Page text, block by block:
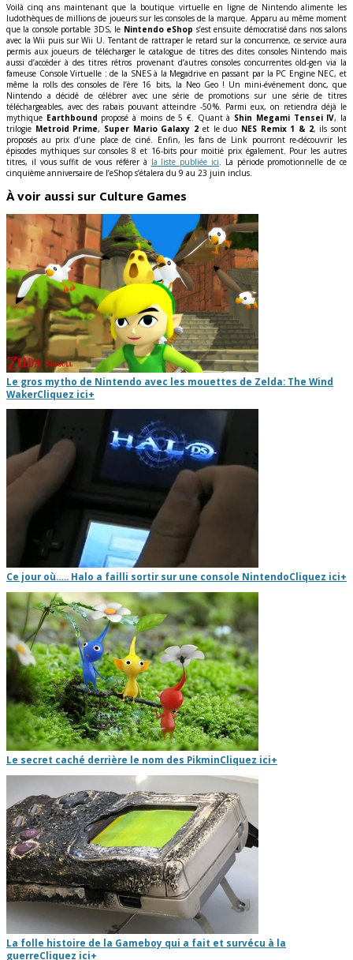
Voilà cinq ans maintenant que la boutique virtuelle en ligne de Nintendo alimente les
ludothèques de millions de joueurs sur les consoles de la marque. Apparu au même moment
que la console portable 3DS, le Nintendo eShop s’est ensuite démocratisé dans nos salons
avec la Wii puis sur Wii U. Tentant de rattraper le retard sur la concurrence, ce service aura
permis aux joueurs de télécharger le catalogue de titres des dites consoles Nintendo mais
aussi d’accéder à des titres rétros provenant d’autres consoles concurrentes old-gen via la
fameuse Console Virtuelle : de la SNES à la Megadrive en passant par la PC Engine NEC, et
même la rolls des consoles de l’ère 16 bits, la Neo Geo ! Un mini-événement donc, que
Nintendo a décidé de célébrer avec une série de promotions sur une série de titres
téléchargeables, avec des rabais pouvant atteindre -50%. Parmi eux, on retiendra déjà le
mythique Earthbound proposé à moins de 5 €. Quant à Shin Megami Tensei IV, la
trilogie Metroid Prime, Super Mario Galaxy 2 et le duo NES Remix 1 & 2, ils sont
proposés au prix d’une place de ciné. Enfin, les fans de Link pourront re-découvrir les
épisodes mythiques sur consoles 8 et 16-bits pour moitié prix également. Pour les autres
titres, il vous suffit de vous référer à la liste publiée ici. La période promotionnelle de ce
cinquième anniversaire de l’eShop s’étalera du 9 au 23 juin inclus.
À voir aussi sur Culture Games
Le gros mytho de Nintendo avec les mouettes de Zelda: The Wind
WakerCliquez ici+
Ce jour où….. Halo a failli sortir sur une console NintendoCliquez ici+
Le secret caché derrière le nom des PikminCliquez ici+
La folle histoire de la Gameboy qui a fait et survécu à la
guerreCliquez ici+